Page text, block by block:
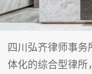
四川弘齐律师事务
体化的综合型律所